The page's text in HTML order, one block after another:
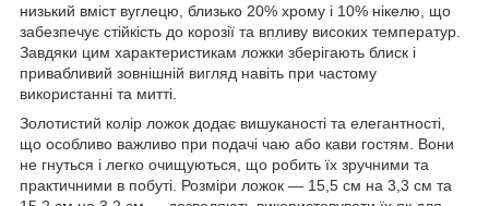
низький вміст вуглецю, близько 20% хрому і 10% нікелю, що
забезпечує стійкість до корозії та впливу високих температур.
Завдяки цим характеристикам ложки зберігають блиск і
привабливий зовнішній вигляд навіть при частому
використанні та митті.
Золотистий колір ложок додає вишуканості та елегантності,
що особливо важливо при подачі чаю або кави гостям. Вони
не гнуться і легко очищуються, що робить їх зручними та
практичними в побуті. Розміри ложок — 15,5 см на 3,3 см та